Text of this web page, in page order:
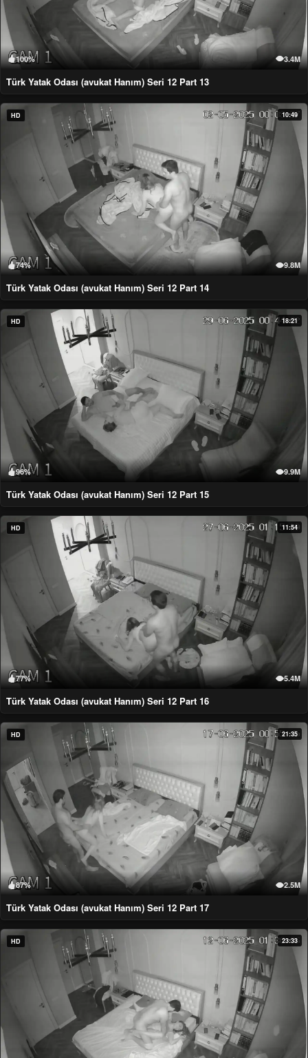
100% 3.4M
Türk Yatak Odası (avukat Hanım) Seri 12 Part 13
HD 10:49
74% 9.8M
Türk Yatak Odası (avukat Hanım) Seri 12 Part 14
HD 18:21
96% 9.9M
Türk Yatak Odası (avukat Hanım) Seri 12 Part 15
HD 11:54
77% 5.4M
Türk Yatak Odası (avukat Hanım) Seri 12 Part 16
HD 21:35
87% 2.5M
Türk Yatak Odası (avukat Hanım) Seri 12 Part 17
HD 23:33